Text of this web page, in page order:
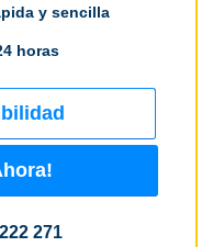
y sencilla
horas
271